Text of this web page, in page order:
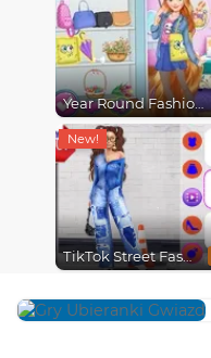
Year Round Fashionista Rapunzel
TikTok Street Fashion